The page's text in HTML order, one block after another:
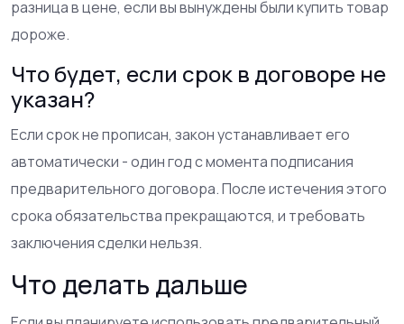
разница в цене, если вы вынуждены были купить товар
дороже.
Что будет, если срок в договоре не
указан?
Если срок не прописан, закон устанавливает его
автоматически - один год с момента подписания
предварительного договора. После истечения этого
срока обязательства прекращаются, и требовать
заключения сделки нельзя.
Что делать дальше